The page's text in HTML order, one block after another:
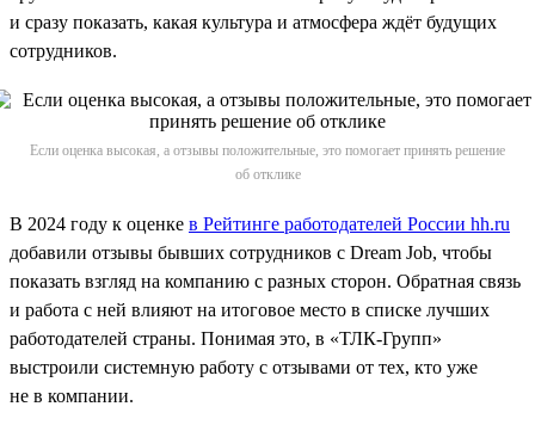
и сразу показать, какая культура и атмосфера ждёт будущих
сотрудников.
Если оценка высокая, а отзывы положительные, это помогает принять решение
об отклике
В 2024 году к оценке в Рейтинге работодателей России hh.ru
добавили отзывы бывших сотрудников с Dream Job, чтобы
показать взгляд на компанию с разных сторон. Обратная связь
и работа с ней влияют на итоговое место в списке лучших
работодателей страны. Понимая это, в «ТЛК-Групп»
выстроили системную работу с отзывами от тех, кто уже
не в компании.